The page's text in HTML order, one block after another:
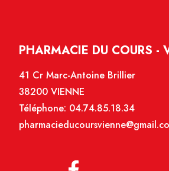
PHARMACIE DU COURS -
41 Cr Marc-Antoine Brillier
38200 VIENNE
Téléphone: 04.74.85.18.34